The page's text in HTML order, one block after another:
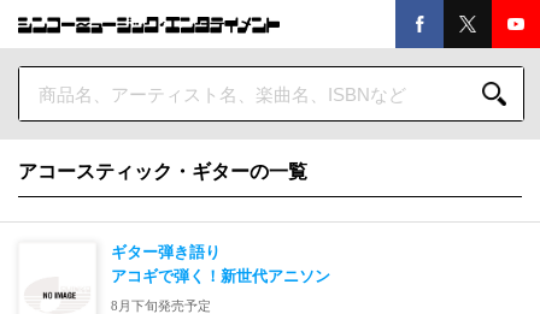
アコースティック・ギターの一覧
ギター弾き語り
アコギで弾く！新世代アニソン
8月下旬発売予定